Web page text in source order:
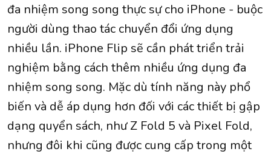
đa nhiệm song song thực sự cho iPhone - buộc
người dùng thao tác chuyển đổi ứng dụng
nhiều lần. iPhone Flip sẽ cần phát triển trải
nghiệm bằng cách thêm nhiều ứng dụng đa
nhiệm song song. Mặc dù tính năng này phổ
biến và dễ áp dụng hơn đối với các thiết bị gập
dạng quyển sách, như Z Fold 5 và Pixel Fold,
nhưng đôi khi cũng được cung cấp trong một